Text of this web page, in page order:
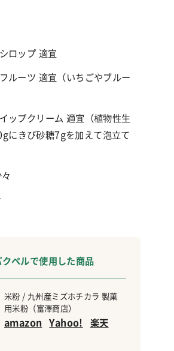
ロップ 適宜
ルーツ 適宜（ いちごやブルー
ップクリーム 適宜
（植物性生
に きび砂糖7gを加えて泡立て
クペルで使用した商品
米粉 / 九州産ミズホチカラ 製菓
用米粉（富澤商店）
amazon Yahoo! 楽天